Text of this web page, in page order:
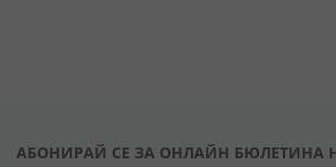
АБОНИРАЙ СЕ ЗА ОНЛАЙН БЮЛЕТИНА